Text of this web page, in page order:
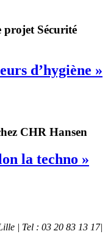
projet Sécurité
d’hygiène »
CHR Hansen
la techno »
| Tel : 03 20 83 13 17|